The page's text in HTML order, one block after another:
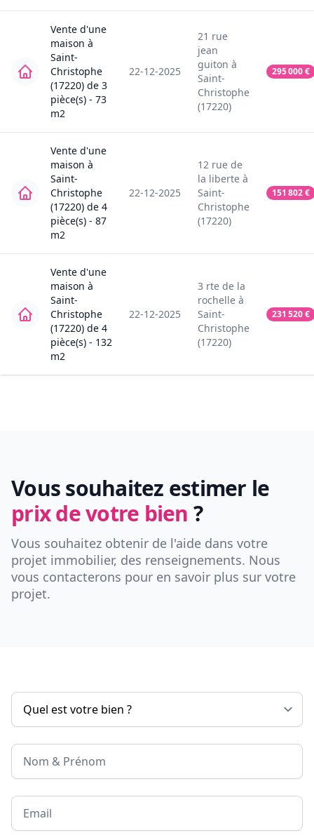
Vente d'une
maison à
Saint-
Christophe
(17220) de 3
pièce(s) - 73
m2
22-12-2025
21 rue
jean
guiton à
Saint-
Christophe
(17220)
295 000€
Vente d'une
maison à
Saint-
Christophe
(17220) de 4
pièce(s) - 87
m2
22-12-2025
12 rue de
la liberte à
Saint-
Christophe
(17220)
151 802€
Vente d'une
maison à
Saint-
Christophe
(17220) de 4
pièce(s) - 132
m2
22-12-2025
3 rte de la
rochelle à
Saint-
Christophe
(17220)
231 520€
Vous souhaitez estimer le
prix de votre bien ?
Vous souhaitez obtenir de l'aide dans votre
projet immobilier, des renseignements. Nous
vous contacterons pour en savoir plus sur votre
projet.
Nom & Prénom
Email